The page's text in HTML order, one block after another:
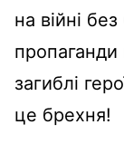
на війні
загиблі
це брехня!